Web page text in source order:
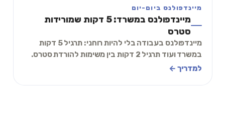
מיינדפולנס ביום-יום
מיינדפולנס במשרד: 5 דקות שמורידות
סטרס
מיינדפולנס בעבודה בלי להיות רוחני: תרגיל 5 דקות
במשרד ועוד תרגיל 2 דקות בין משימות להורדת סטרס.
למדריך ←